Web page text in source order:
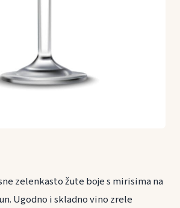
zelenkasto žute boje s mirisima na
Ugodno i skladno vino zrele